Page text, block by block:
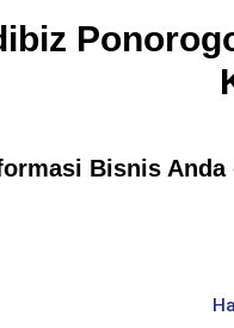
Bisnis